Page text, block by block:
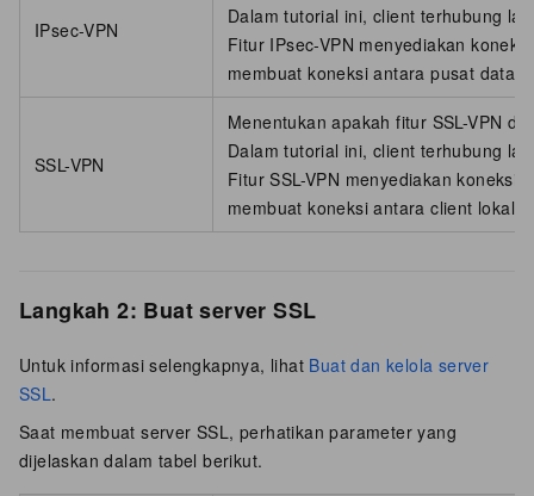
IPsec-VPN
Dalam tutorial ini, client terhubung
Fitur IPsec-VPN menyediakan
membuat koneksi antara pusat data
SSL-VPN
Menentukan apakah fitur SSL-VPN
Dalam tutorial ini, client terhubung
Fitur SSL-VPN menyediakan koneksi
membuat koneksi antara client lokal
Langkah 2: Buat server SSL
Untuk informasi selengkapnya, lihat Buat dan kelola server
SSL .
Saat membuat server SSL, perhatikan parameter yang
dijelaskan dalam tabel berikut.